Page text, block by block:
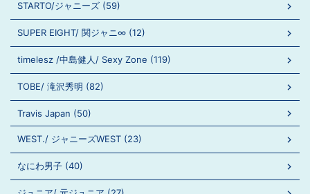
STARTO/ジャニーズ (59)
SUPER EIGHT/ 関ジャニ∞ (12)
timelesz /中島健人/ Sexy Zone (119)
TOBE/ 滝沢秀明 (82)
Travis Japan (50)
WEST./ ジャニーズWEST (23)
なにわ男子 (40)